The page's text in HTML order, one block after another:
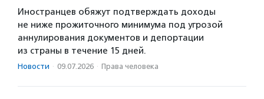
Иностранцев обяжут подтверждать доходы
не ниже прожиточного минимума под угрозой
аннулирования документов и депортации
из страны в течение 15 дней.
Новости · 09.07.2026 · Права человека